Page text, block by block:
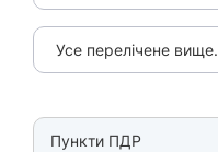
Усе перелічене вище.
Пункти ПДР